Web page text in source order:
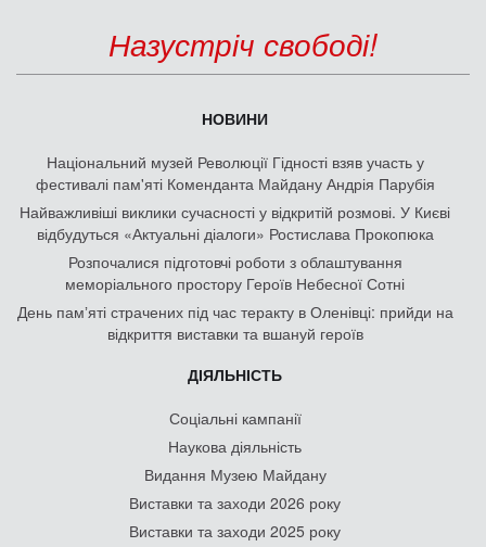
Назустріч свободі!
НОВИНИ
Національний музей Революції Гідності взяв участь у
фестивалі пам'яті Коменданта Майдану Андрія Парубія
Найважливіші виклики сучасності у відкритій розмові. У Києві
відбудуться «Актуальні діалоги» Ростислава Прокопюка
Розпочалися підготовчі роботи з облаштування
меморіального простору Героїв Небесної Сотні
День памʼяті страчених під час теракту в Оленівці: прийди на
відкриття виставки та вшануй героїв
ДІЯЛЬНІСТЬ
Соціальні кампанії
Наукова діяльність
Видання Музею Майдану
Виставки та заходи 2026 року
Виставки та заходи 2025 року